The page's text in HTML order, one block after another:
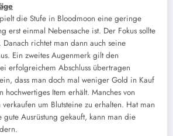
die Stufe in Bloodmoon eine geringe
erst einmal Nebensache ist. Der Fokus sollte
richtet man dann auch seine
Ein zweites Augenmerk gilt den
erfolgreichem Abschluss übertragen
dass man doch mal weniger Gold in Kauf
Item erhält. Manches von
um Blutsteine zu erhalten. Hat man
Ausrüstung gekauft, kann man die